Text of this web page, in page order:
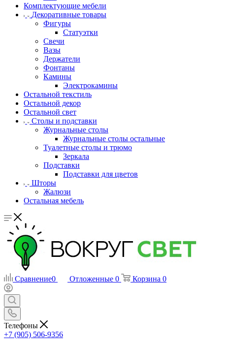
Комплектующие мебели
Декоративные товары
Фигуры
Статуэтки
Свечи
Вазы
Держатели
Фонтаны
Камины
Электрокамины
Остальной текстиль
Остальной декор
Остальной свет
Столы и подставки
Журнальные столы
Журнальные столы остальные
Туалетные столы и трюмо
Зеркала
Подставки
Подставки для цветов
Шторы
Жалюзи
Остальная мебель
Сравнение0 Отложенные 0 Корзина 0
Телефоны
+7 (905) 506-9356